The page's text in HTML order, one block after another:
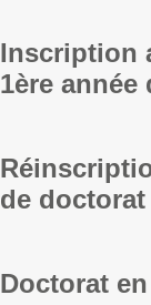
Inscription
1ère
de doctorat
Doctorat